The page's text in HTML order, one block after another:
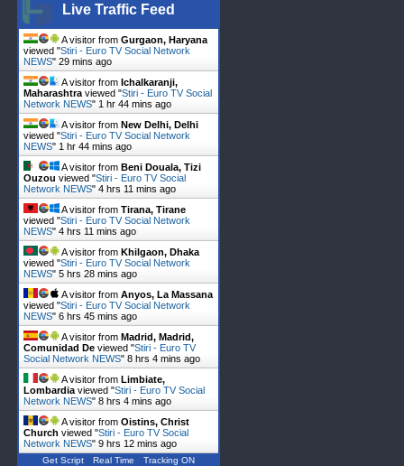
Live Traffic Feed
A visitor from Gurgaon, Haryana
viewed "Stiri - Euro TV Social Network
NEWS" 29 mins ago
A visitor from Ichalkaranji,
Maharashtraviewed "Stiri - Euro TV Social
Network NEWS" 1 hr 44 mins ago
A visitor from New Delhi, Delhi
viewed "Stiri - Euro TV Social Network
NEWS" 1 hr 44 mins ago
A visitor from Beni Douala, Tizi
Ouzou viewed "Stiri - Euro TV Social
Network NEWS" 4 hrs 11 mins ago
A visitor from Tirana, Tirane
viewed "Stiri - Euro TV Social Network
NEWS" 4 hrs 11 mins ago
A visitor from Khilgaon, Dhaka
viewed "Stiri - Euro TV Social Network
NEWS" 5 hrs 28 mins ago
A visitor from Anyos, La Massana
viewed "Stiri - Euro TV Social Network
NEWS" 6 hrs 45 mins ago
A visitor from Madrid, Madrid,
Comunidad Deviewed "Stiri - Euro TV
Social Network NEWS" 8 hrs 4 mins ago
A visitor from Limbiate,
Lombardiaviewed "Stiri - Euro TV Social
Network NEWS" 8 hrs 4 mins ago
A visitor from Oistins, Christ
Church viewed "Stiri - Euro TV Social
Network NEWS" 9 hrs 12 mins ago
Get Script Real Time Tracking ON